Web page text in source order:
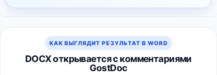
КАК ВЫГЛЯДИТ РЕЗУЛЬТАТ В WORD
DOCX открывается с комментариями
GostDoc